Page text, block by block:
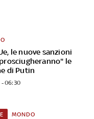
le nuove sanzioni
le
di Putin
- 06:30
MONDO